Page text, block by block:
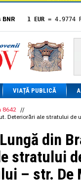
BNR 1 EUR = 4.9774
= 5.8304
1 XAU= 464.4611
1 AED= 1.1933
1 AUD= 2.7957
1 BGN= 2.5449
1 CAD= 3.1559
1 CHF= 5.2813
1 CZK = 0.1993
1 EGP
= 0.0860
1 HUF= 1.2223
1 INR= 0.0513
1 JPY= 3.0556
1 KRW= 0.3047
1 MDL= 0.2538
VIAȚĂ PUBLICĂ
8642 //
Deteriorări ale stratului de
din
stratului
– str. De